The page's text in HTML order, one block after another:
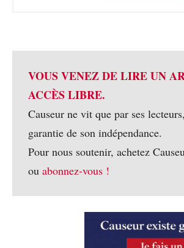
VOUS VENEZ DE LIRE UN
ACCÈS LIBRE.
Causeur ne vit que par ses
garantie de son indépendance.
Pour nous soutenir, achetez
ou abonnez-vous !